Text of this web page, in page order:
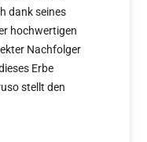
dank seines
hochwertigen
Nachfolger
Erbe
stellt den